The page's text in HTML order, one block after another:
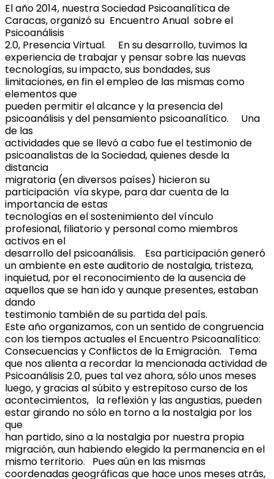
El año 2014, nuestra Sociedad Psicoanalítica de
Caracas, organizó su Encuentro Anual sobre el
Psicoanálisis
2.0, Presencia Virtual. En su desarrollo, tuvimos la
experiencia de trabajar y pensar sobre las nuevas
tecnologías, su impacto, sus bondades, sus
limitaciones, en fin el empleo de las mismas como
elementos que
pueden permitir el alcance y la presencia del
psicoanálisis y del pensamiento psicoanalítico. Una
de las
actividades que se llevó a cabo fue el testimonio de
psicoanalistas de la Sociedad, quienes desde la
distancia
migratoria (en diversos países) hicieron su
participación vía skype, para dar cuenta de la
importancia de estas
tecnologías en el sostenimiento del vínculo
profesional, filiatorio y personal como miembros
activos en el
desarrollo del psicoanálisis. Esa participación generó
un ambiente en este auditorio de nostalgia, tristeza,
inquietud, por el reconocimiento de la ausencia de
aquellos que se han ido y aunque presentes, estaban
dando
testimonio también de su partida del país.
Este año organizamos, con un sentido de congruencia
con los tiempos actuales el Encuentro Psicoanalítico:
Consecuencias y Conflictos de la Emigración. Tema
que nos alienta a recordar la mencionada actividad de
Psicoanálisis 2.0, pues tal vez ahora, sólo unos meses
luego, y gracias al súbito y estrepitoso curso de los
acontecimientos, la reflexión y las angustias, pueden
estar girando no sólo en torno a la nostalgia por los
que
han partido, sino a la nostalgia por nuestra propia
migración, aun habiendo elegido la permanencia en el
mismo territorio. Pues aún en las mismas
coordenadas geográficas que hace unos meses atrás,